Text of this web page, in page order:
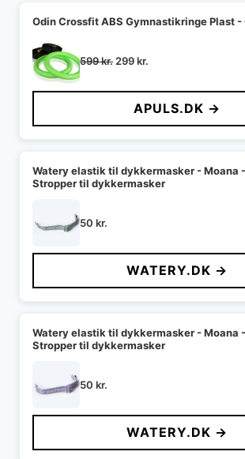
Odin Crossfit ABS Gymnastikringe Plast -
599kr. Den
pris
599 kr..
299kr.
pris
er:
299 kr..
APULS.DK →
Watery elastik til dykkermasker - Moana
Stropper til dykkermasker
50 kr.
WATERY.DK →
Watery elastik til dykkermasker - Moana
Stropper til dykkermasker
50 kr.
WATERY.DK →